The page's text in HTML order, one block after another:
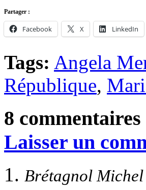
Partager :
Facebook X LinkedIn
Tags: Angela
République,
8 commentaires
Laisser un
Brétagnol Michel